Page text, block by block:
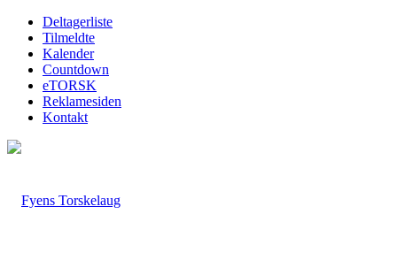
Deltagerliste
Tilmeldte
Kalender
Countdown
eTORSK
Reklamesiden
Kontakt